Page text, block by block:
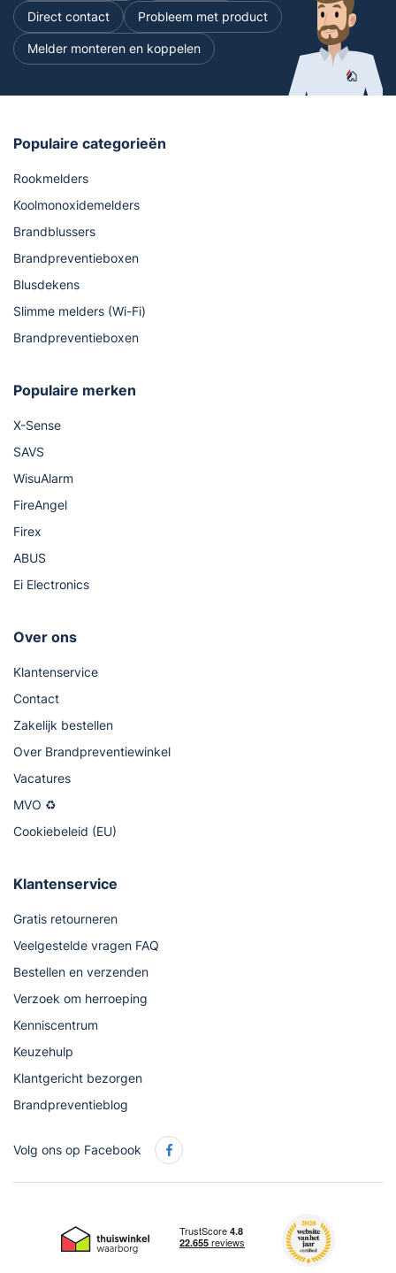
Direct contact Probleem met product
Melder monteren en koppelen
Populaire categorieën
Rookmelders
Koolmonoxidemelders
Brandblussers
Brandpreventieboxen
Blusdekens
Slimme melders (Wi-Fi)
Brandpreventieboxen
Populaire merken
X-Sense
SAVS
WisuAlarm
FireAngel
Firex
ABUS
Ei Electronics
Over ons
Klantenservice
Contact
Zakelijk bestellen
Over Brandpreventiewinkel
Vacatures
MVO ♻
Cookiebeleid (EU)
Klantenservice
Gratis retourneren
Veelgestelde vragen FAQ
Bestellen en verzenden
Verzoek om herroeping
Kenniscentrum
Keuzehulp
Klantgericht bezorgen
Brandpreventieblog
Volg ons op Facebook